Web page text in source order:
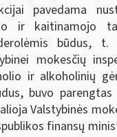
pavedama
ir kaitinamojo
būdus, t.
mokesčių
ir alkoholinių
buvo
Valstybinės
finansų